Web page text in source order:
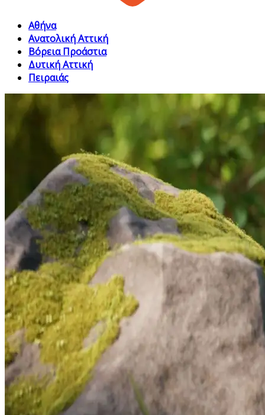
Αθήνα
Ανατολική Αττική
Βόρεια Προάστια
Δυτική Αττική
Πειραιάς